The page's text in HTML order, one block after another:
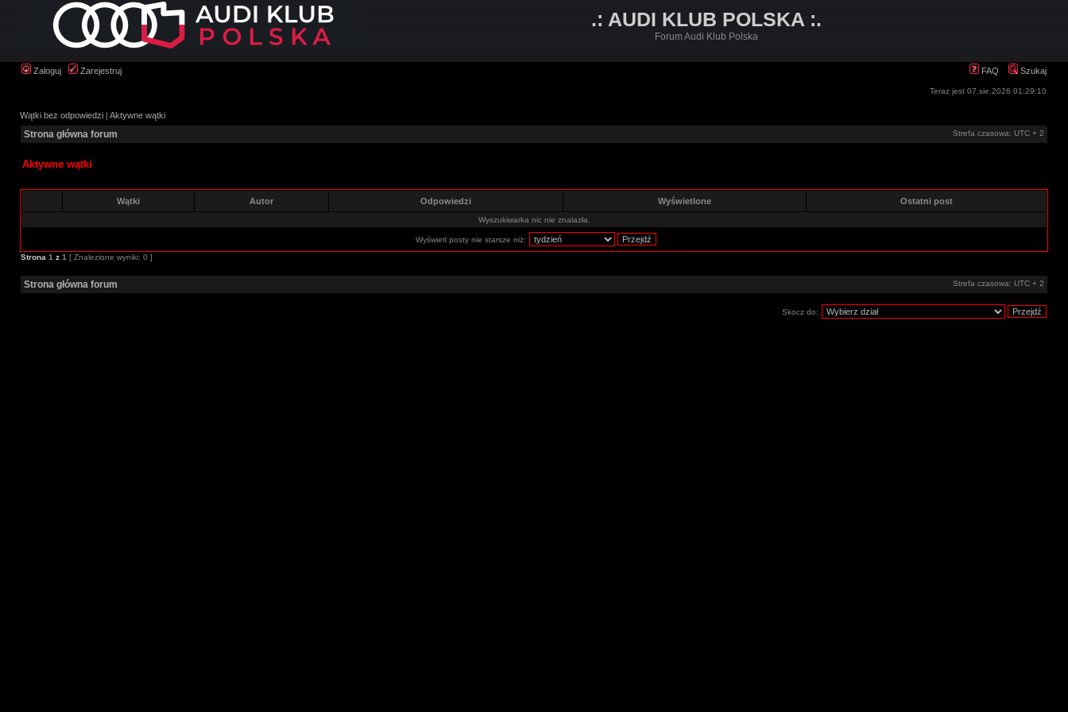
.: AUDI KLUB POLSKA :.
Forum Audi Klub Polska
Zaloguj Zarejestruj FAQ Szukaj
Teraz jest 07.sie.2026 01:29:10
Wątki bez odpowiedzi | Aktywne wątki
Strona główna forum Strefa czasowa: UTC + 2
Aktywne wątki
Wątki Autor Odpowiedzi Wyświetlone Ostatni post
Wyszukiwarka nic nie znalazła.
Wyświetl posty nie starsze niż:
Strona 1 z 1 [ Znalezione wyniki: 0 ]
Strona główna forum Strefa czasowa: UTC + 2
Skocz do: